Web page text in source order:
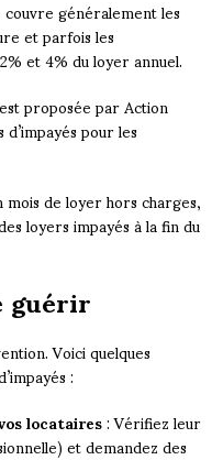
généralement les
et parfois les
et 4% du loyer annuel.
proposée par Action
pour les
de loyer hors charges,
loyers impayés à la fin du
Voici quelques
:
locataires: Vérifiez leur
et demandez des